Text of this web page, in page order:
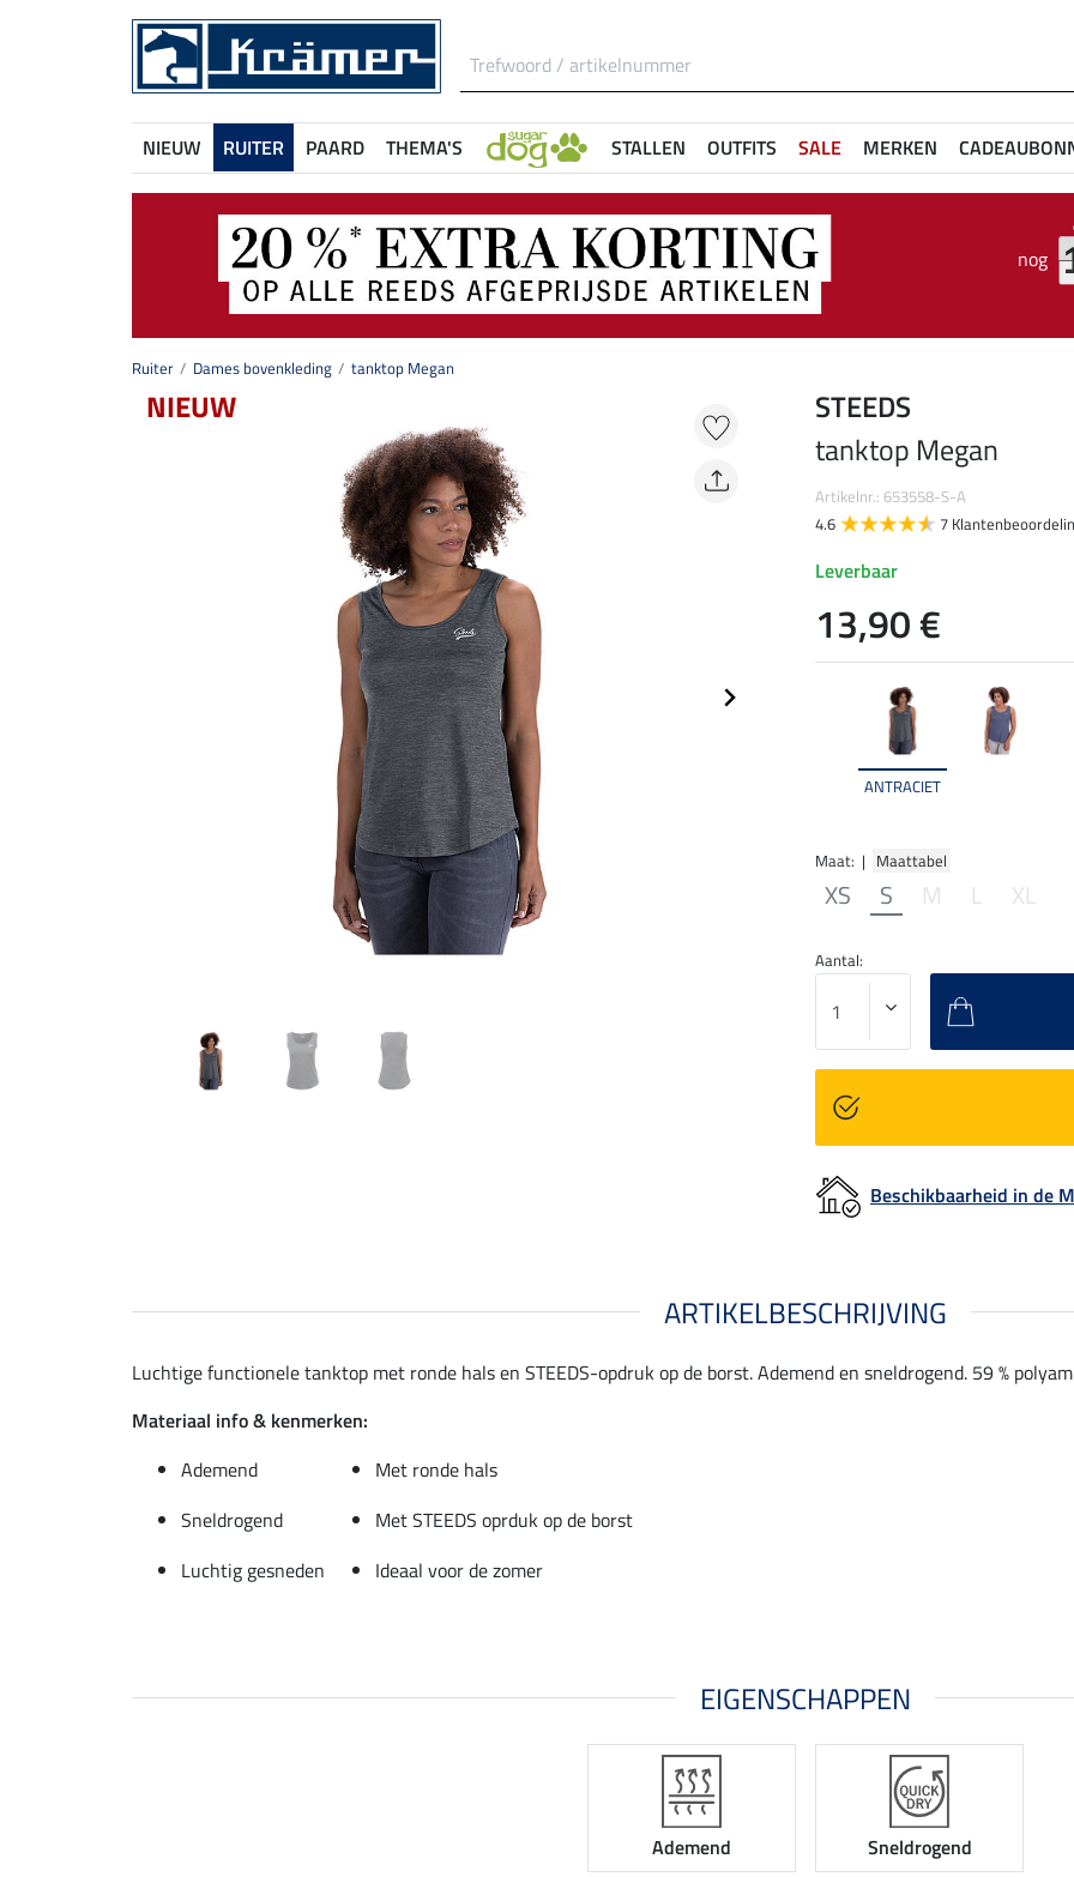
NIEUW RUITER PAARD THEMA'S STALLEN OUTFITS SALE MERKEN
nog
Ruiter Dames bovenkleding tanktop Megan
NIEUW
ANTRACIET
Maat: | Maattabel
XS S M L XL
STEEDS
tanktop Megan
Artikelnr.: 653558-S-A
4.6
7
Leverbaar
13,90 €
Aantal:
Beschikbaarheid in de
ARTIKELBESCHRIJVING
Luchtige functionele tanktop met ronde hals en STEEDS-opdruk op de borst. Ademend en sneldrogend. 59 %
Materiaal info & kenmerken:
Ademend
Met ronde hals
Sneldrogend
Met STEEDS oprduk op de borst
Luchtig gesneden
Ideaal voor de zomer
EIGENSCHAPPEN
Ademend Sneldrogend